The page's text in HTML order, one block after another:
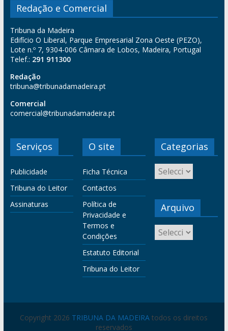
Redação e Comercial
Tribuna da Madeira
Edifício O Liberal, Parque Empresarial Zona Oeste (PEZO),
Lote n.º 7, 9304-006 Câmara de Lobos, Madeira, Portugal
Telef.: 291 911300
Redação
tribuna@tribunadamadeira.pt
Comercial
comercial@tribunadamadeira.pt
Serviços
Publicidade
Tribuna do Leitor
Assinaturas
O site
Ficha Técnica
Contactos
Política de
Privacidade e
Termos e
Condições
Estatuto Editorial
Tribuna do Leitor
Categorias
Arquivo
Copyright 2026 TRIBUNA DA MADEIRA todos os direitos
reservados